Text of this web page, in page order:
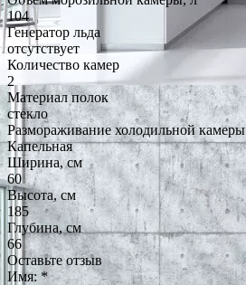
104
Генератор льда
отсутствует
Количество камер
2
Материал полок
стекло
Размораживание холодильной камеры
Капельная
Ширина, см
60
Высота, см
185
Глубина, см
66
Оставьте отзыв
Имя: *